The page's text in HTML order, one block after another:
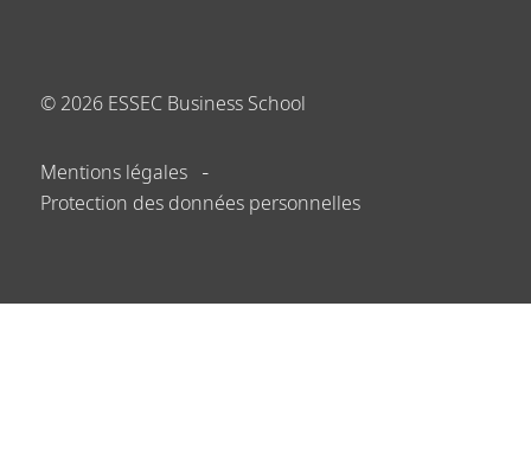
© 2026 ESSEC Business School
Mentions légales
Protection des données personnelles